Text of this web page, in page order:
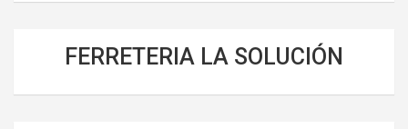
FERRETERIA LA SOLUCIÓN